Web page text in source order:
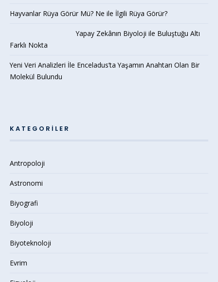
Hayvanlar Rüya Görür Mü? Ne ile İlgili Rüya Görür?
Yapay Zekânın Biyoloji ile Buluştuğu Altı
Farklı Nokta
Yeni Veri Analizleri İle Enceladus’ta Yaşamın Anahtarı Olan Bir
Molekül Bulundu
KATEGORILER
Antropoloji
Astronomi
Biyografi
Biyoloji
Biyoteknoloji
Evrim